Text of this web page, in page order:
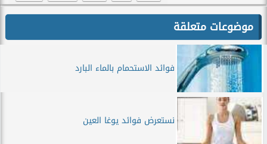
موضوعات متعلقة
فوائد الاستحمام بالماء البارد
نستعرض فوائد يوغا العين